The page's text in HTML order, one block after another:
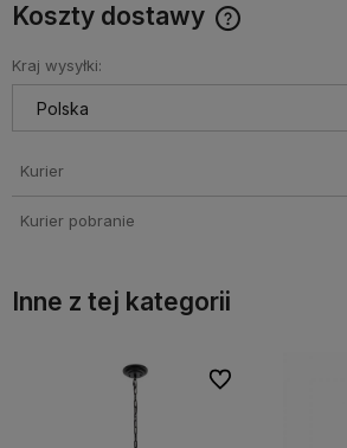
Koszty dostawy
Kraj wysyłki:
Kurier
Kurier pobranie
Inne z tej kategorii
Do ulubionych
Do ulubionych